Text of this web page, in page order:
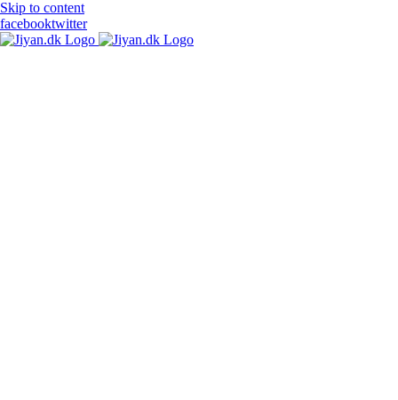
Skip to content
facebooktwitter